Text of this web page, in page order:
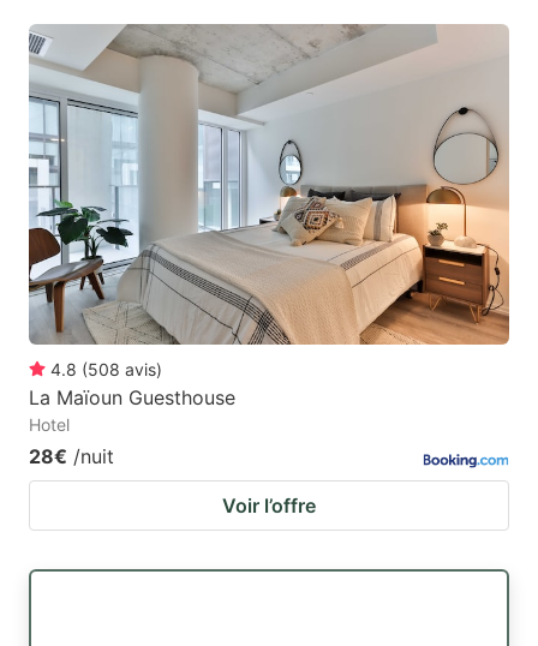
4.8 (508 avis)
La Maïoun Guesthouse
Hotel
28€ /nuit
Voir l’offre